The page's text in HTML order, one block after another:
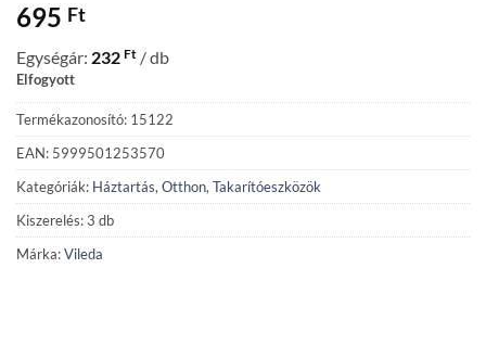
695 Ft
Egységár: 232 Ft / db
Elfogyott
Termékazonosító: 15122
EAN: 5999501253570
Kategóriák: Háztartás, Otthon, Takarítóeszközök
Kiszerelés: 3 db
Márka:Vileda